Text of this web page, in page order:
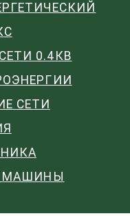
0.4КВ
СЕТИ
МАШИНЫ